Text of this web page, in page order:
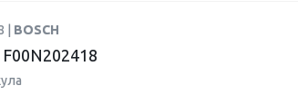
| BOSCH